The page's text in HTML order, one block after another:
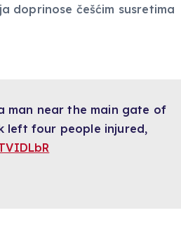
doprinose češćim susretima
man near the main gate of
left four people injured,